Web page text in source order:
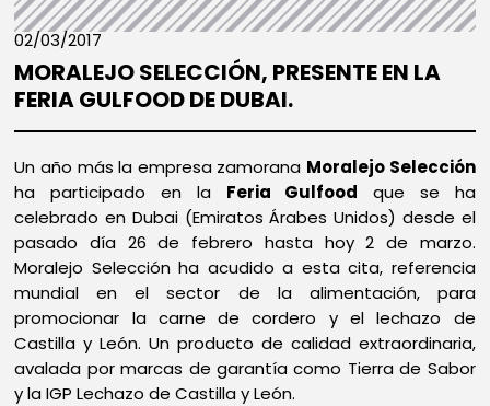
02/03/2017
MORALEJO SELECCIÓN, PRESENTE EN LA
FERIA GULFOOD DE DUBAI.
Un año más la empresa zamorana Moralejo Selección
ha participado en la Feria Gulfood que se ha
celebrado en Dubai (Emiratos Árabes Unidos) desde el
pasado día 26 de febrero hasta hoy 2 de marzo.
Moralejo Selección ha acudido a esta cita, referencia
mundial en el sector de la alimentación, para
promocionar la carne de cordero y el lechazo de
Castilla y León. Un producto de calidad extraordinaria,
avalada por marcas de garantía como Tierra de Sabor
y la IGP Lechazo de Castilla y León.